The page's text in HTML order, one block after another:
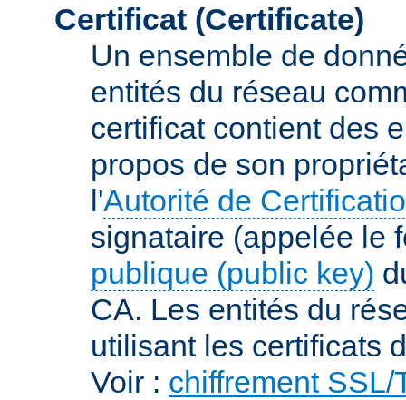
Certificat (Certificate)
Un ensemble de
entités du réseau
certificat contient des
propos de son
l'Autorité de
signataire (appelée le
publique (public key)
CA. Les entités du
utilisant les certificats
Voir : chiffrement SSL/